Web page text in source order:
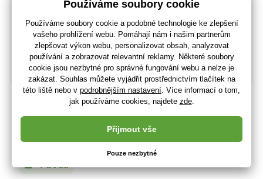
Ses Nauč se anglická slovíčka
+ 7 bodů